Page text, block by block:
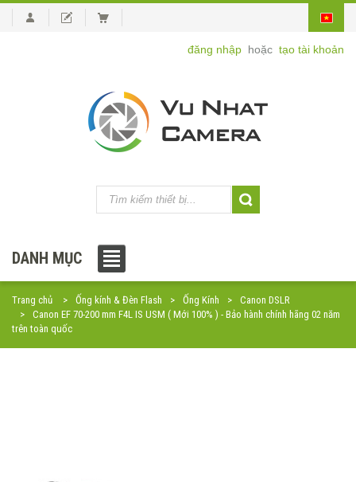
đăng nhập hoặc tạo tài khoản
DANH MỤC
Trang chủ Ống kính & Đèn Flash Ống Kính
Canon DSLR
Canon EF 70-200 mm F4L IS USM ( Mới 100% ) - Bảo hành chính hãng 02 năm
trên toàn quốc